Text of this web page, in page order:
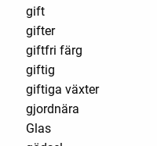
gift
gifter
giftfri färg
giftig
giftiga växter
gjordnära
Glas